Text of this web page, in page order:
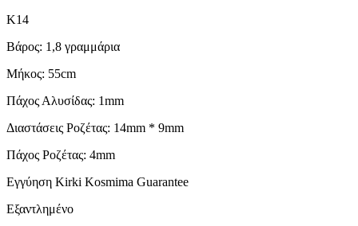
Κ14
Βάρος: 1,8 γραμμάρια
Μήκος: 55cm
Πάχος Αλυσίδας: 1mm
Διαστάσεις Ροζέτας: 14mm * 9mm
Πάχος Ροζέτας: 4mm
Εγγύηση Kirki Kosmima Guarantee
Εξαντλημένο